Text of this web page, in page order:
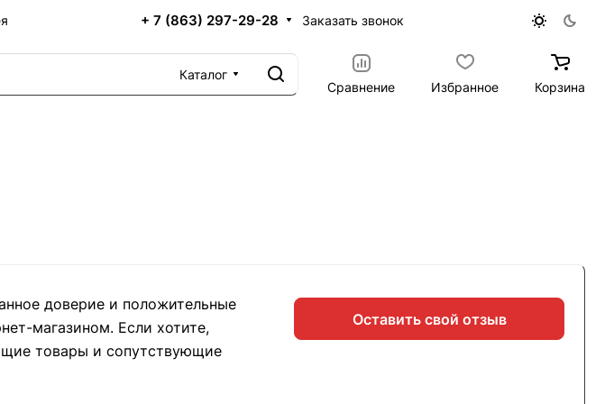
+ 7 (863) 297-29-28 Заказать звонок
Каталог
Сравнение
Избранное Корзина
доверие и положительные
магазином. Если хотите,
товары и сопутствующие
Оставить свой отзыв